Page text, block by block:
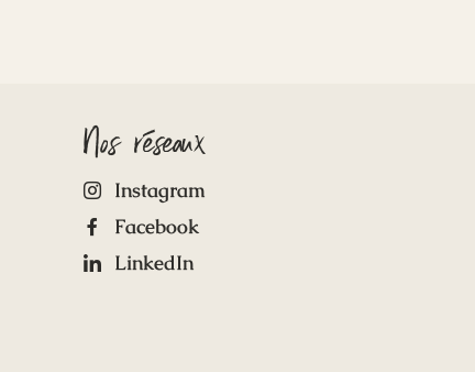
Nos réseaux
Instagram
Facebook
LinkedIn